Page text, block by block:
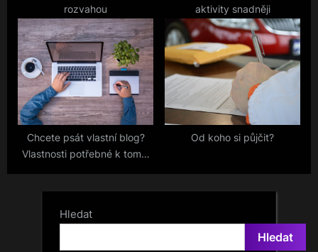
rozvahou
aktivity snadněji
Chcete psát vlastní blog?
Vlastnosti potřebné k tomu,
Od koho si půjčit?
Hledat
Hledat